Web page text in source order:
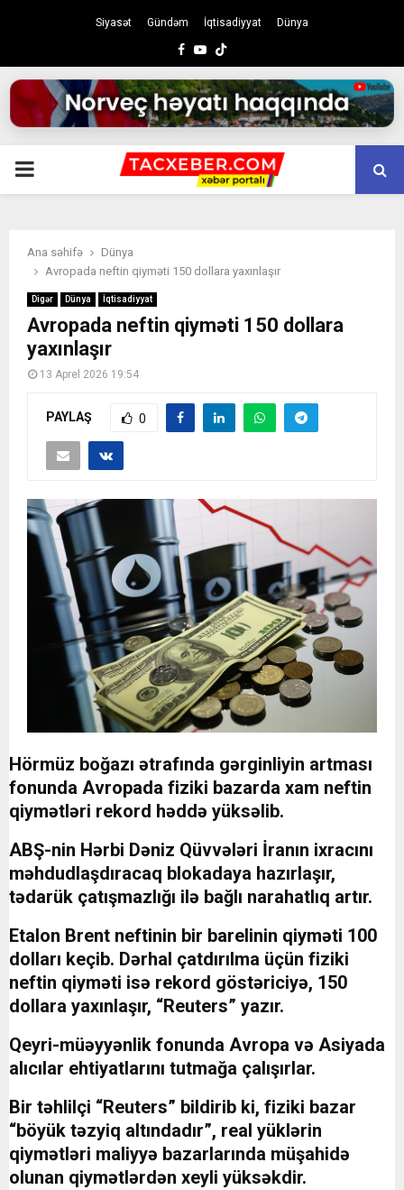
Siyasət Gündəm İqtisadiyyat Dünya
Facebook
Youtube
PRIMARY
Ana səhifə
Dünya
Avropada neftin qiyməti 150 dollara yaxınlaşır
Digər Dünya İqtisadiyyat
Avropada neftin qiyməti 150 dollara
yaxınlaşır
13 Aprel 2026 19:54
PAYLAŞ 0
Hörmüz boğazı ətrafında gərginliyin artması
fonunda Avropada fiziki bazarda xam neftin
qiymətləri rekord həddə yüksəlib.
ABŞ-nin Hərbi Dəniz Qüvvələri İranın ixracını
məhdudlaşdıracaq blokadaya hazırlaşır,
tədarük çatışmazlığı ilə bağlı narahatlıq artır.
Etalon Brent neftinin bir barelinin qiyməti 100
dolları keçib. Dərhal çatdırılma üçün fiziki
neftin qiyməti isə rekord göstəriciyə, 150
dollara yaxınlaşır, “Reuters” yazır.
Qeyri-müəyyənlik fonunda Avropa və Asiyada
alıcılar ehtiyatlarını tutmağa çalışırlar.
Bir təhlilçi “Reuters” bildirib ki, fiziki bazar
“böyük təzyiq altındadır”, real yüklərin
qiymətləri maliyyə bazarlarında müşahidə
olunan qiymətlərdən xeyli yüksəkdir.